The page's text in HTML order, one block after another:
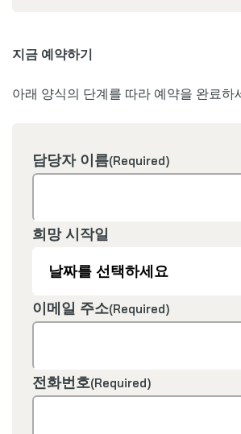
지금 예약하기
아래 양식의 단계를 따라 예약을 완료하
담당자 이름(Required)
희망 시작일
이메일 주소(Required)
전화번호(Required)